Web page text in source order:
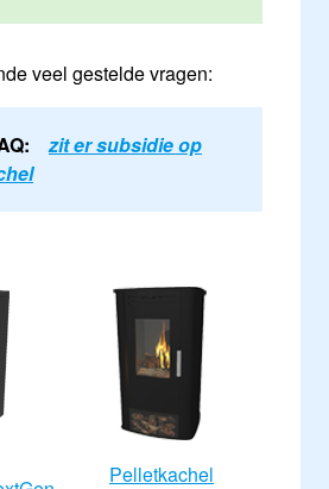
veel gestelde vragen:
zit er subsidie op
Pelletkachel